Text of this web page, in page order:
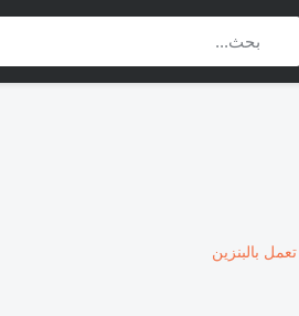
بالبنزين